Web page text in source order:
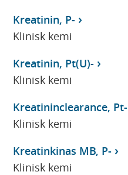
Kreatinin, P-
Klinisk kemi
Kreatinin, Pt(U)-
Klinisk kemi
Kreatininclearance, Pt-
Klinisk kemi
Kreatinkinas MB, P-
Klinisk kemi